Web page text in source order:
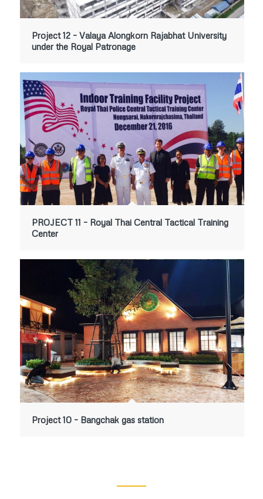
Project 12 – Valaya Alongkorn Rajabhat University
under the Royal Patronage
PROJECT 11 – Royal Thai Central Tactical Training
Center
Project 10 – Bangchak gas station